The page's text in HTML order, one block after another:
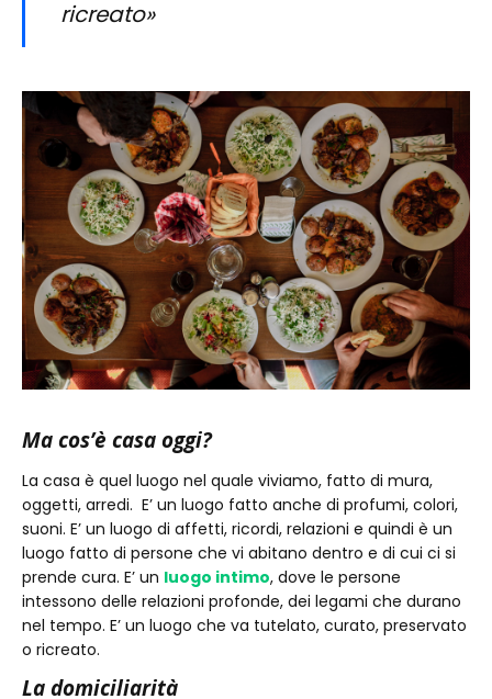
ricreato»
Ma cos’è casa oggi?
La casa è quel luogo nel quale viviamo, fatto di mura,
oggetti, arredi. E’ un luogo fatto anche di profumi, colori,
suoni. E’ un luogo di affetti, ricordi, relazioni e quindi è un
luogo fatto di persone che vi abitano dentro e di cui ci si
prende cura. E’ un luogo intimo, dove le persone
intessono delle relazioni profonde, dei legami che durano
nel tempo. E’ un luogo che va tutelato, curato, preservato
o ricreato.
La domiciliarità